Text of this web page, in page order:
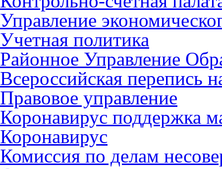
Управление
Учетная политика
Районное Управление
Всероссийская перепись
Правовое управление
Коронавирус поддержка
Коронавирус
Комиссия по делам